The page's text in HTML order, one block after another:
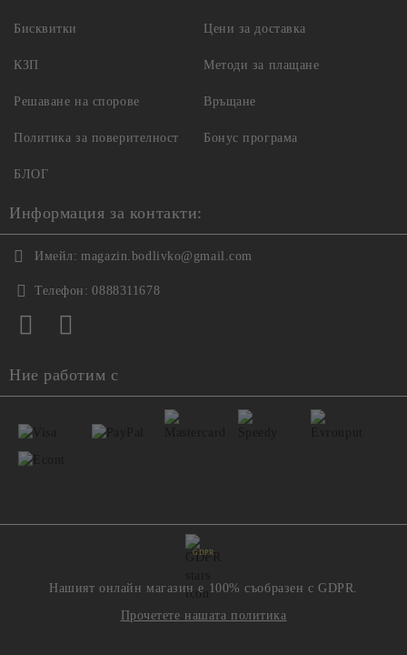
Бисквитки
КЗП
Решаване на спорове
Политика за поверителност
Цени за доставка
Методи за плащане
Връщане
Бонус програма
БЛОГ
Информация за контакти:
Имейл: magazin.bodlivko@gmail.com
Телефон: 0888311678
Ние работим с
GDPR
Нашият онлайн магазин е 100% съобразен с GDPR.
Прочетете нашата политика